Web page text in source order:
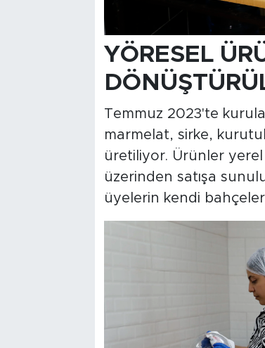
YÖRESEL
Temmuz 2023'te
marmelat, sirke,
üretiliyor. Ürünler
üzerinden satışa
üyelerin kendi